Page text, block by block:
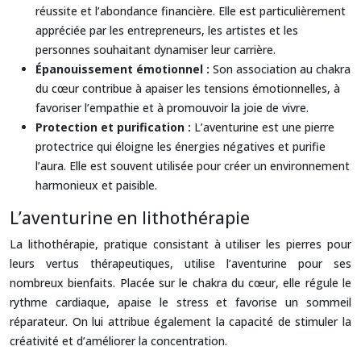
réussite et l’abondance financière. Elle est particulièrement
appréciée par les entrepreneurs, les artistes et les
personnes souhaitant dynamiser leur carrière.
Épanouissement émotionnel : Son association au chakra
du cœur contribue à apaiser les tensions émotionnelles, à
favoriser l’empathie et à promouvoir la joie de vivre.
Protection et purification : L’aventurine est une pierre
protectrice qui éloigne les énergies négatives et purifie
l’aura. Elle est souvent utilisée pour créer un environnement
harmonieux et paisible.
L’aventurine en lithothérapie
La lithothérapie, pratique consistant à utiliser les pierres pour
leurs vertus thérapeutiques, utilise l’aventurine pour ses
nombreux bienfaits. Placée sur le chakra du cœur, elle régule le
rythme cardiaque, apaise le stress et favorise un sommeil
réparateur. On lui attribue également la capacité de stimuler la
créativité et d’améliorer la concentration.